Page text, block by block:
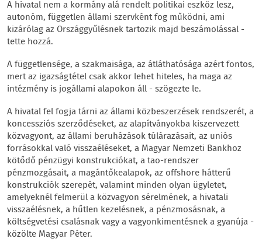
A hivatal nem a kormány alá rendelt politikai eszköz lesz,
autonóm, független állami szervként fog működni, ami
kizárólag az Országgyűlésnek tartozik majd beszámolással -
tette hozzá.
A függetlensége, a szakmaisága, az átláthatósága azért fontos,
mert az igazságtétel csak akkor lehet hiteles, ha maga az
intézmény is jogállami alapokon áll - szögezte le.
A hivatal fel fogja tárni az állami közbeszerzések rendszerét, a
koncessziós szerződéseket, az alapítványokba kiszervezett
közvagyont, az állami beruházások túlárazásait, az uniós
forrásokkal való visszaéléseket, a Magyar Nemzeti Bankhoz
kötődő pénzügyi konstrukciókat, a tao-rendszer
pénzmozgásait, a magántőkealapok, az offshore hátterű
konstrukciók szerepét, valamint minden olyan ügyletet,
amelyeknél felmerül a közvagyon sérelmének, a hivatali
visszaélésnek, a hűtlen kezelésnek, a pénzmosásnak, a
költségvetési csalásnak vagy a vagyonkimentésnek a gyanúja -
közölte Magyar Péter.